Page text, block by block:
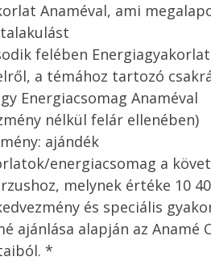
Anaméval, ami
felében
a témához tartozó
Energiacsomag Anaméval
nélkül felár ellenében)
ajándék
energiacsomag a
melynek értéke 10
és speciális
ajánlása alapján az Anamé
*